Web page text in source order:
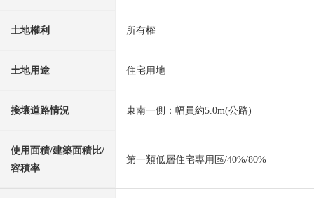
土地權利 所有權
土地用途 住宅用地
接壤道路情況 東南一側：幅員約5.0m(公路)
使用面積/建築面積比/
容積率
第一類低層住宅專用區/40%/80%